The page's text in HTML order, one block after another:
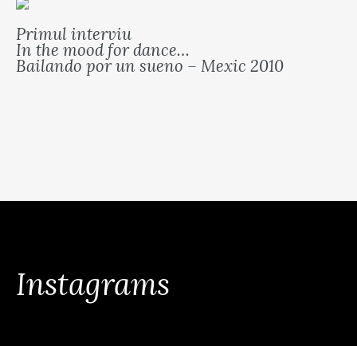
Primul interviu
In the mood for dance…
Bailando por un sueno – Mexic 2010
Instagrams